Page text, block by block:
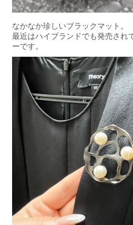
なかなか珍しいブラックマット。
最近はハイブランドでも発売され
ーです。